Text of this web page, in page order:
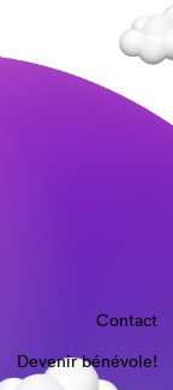
Contact
Devenir bénévole!